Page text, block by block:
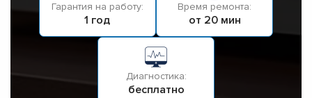
Гарантия на работу:
1 год
Время ремонта:
от 20 мин
Диагностика:
бесплатно